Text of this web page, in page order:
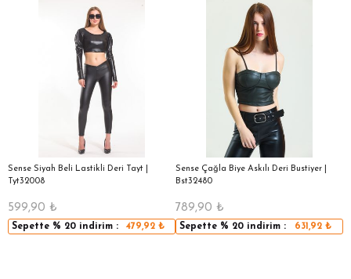
Sense Siyah Beli Lastikli Deri Tayt |
Tyt32008
599,90 ₺
Sepette % 20 indirim : 479,92₺
Sense Çağla Biye Askılı Deri Bustiyer |
Bst32480
789,90 ₺
Sepette % 20 indirim : 631,92₺